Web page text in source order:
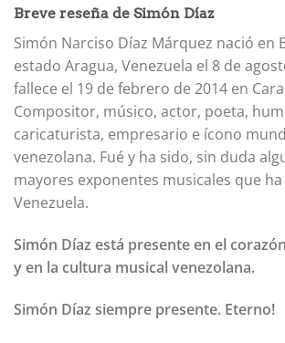
Breve reseña de Simón Díaz
Simón Narciso Díaz Márquez nació en
estado Aragua, Venezuela el 8 de
fallece el 19 de febrero de 2014 en
Compositor, músico, actor, poeta,
caricaturista, empresario e ícono
venezolana. Fué y ha sido, sin duda
mayores exponentes musicales que
Venezuela.
Simón Díaz está presente en el
y en la cultura musical venezolana.
Simón Díaz siempre presente. Eterno!